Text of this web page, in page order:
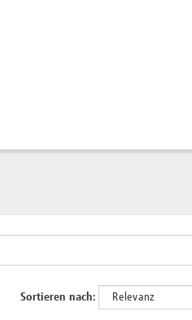
Sortieren nach